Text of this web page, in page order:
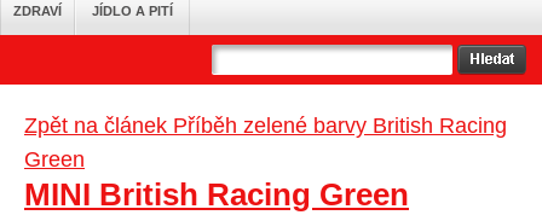
ZDRAVÍ JÍDLO A PITÍ
Zpět na článek Příběh zelené barvy British Racing
Green
MINI British Racing Green